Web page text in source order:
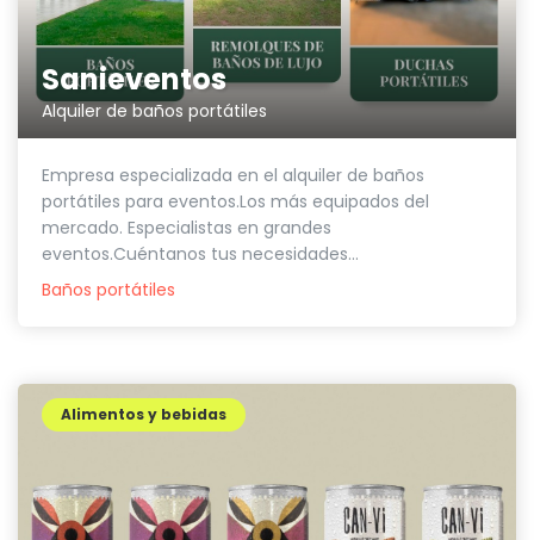
Sanieventos
Alquiler de baños portátiles
Empresa especializada en el alquiler de baños
portátiles para eventos.Los más equipados del
mercado. Especialistas en grandes
eventos.Cuéntanos tus necesidades...
Baños portátiles
Alimentos y bebidas